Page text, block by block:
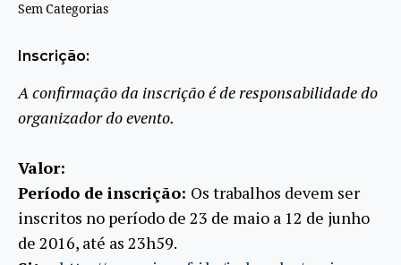
Sem Categorias
Inscrição:
A confirmação da inscrição é de responsabilidade do
organizador do evento.
Valor:
Período de inscrição: Os trabalhos devem ser
inscritos no período de 23 de maio a 12 de junho
de 2016, até as 23h59.